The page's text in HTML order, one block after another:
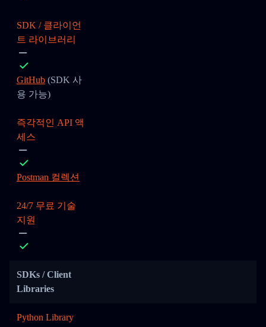
SDK / 클라이언
트 라이브러리
GitHub (SDK 사
용 가능)
즉각적인 API 액
세스
Postman 컬렉션
24/7 무료 기술
지원
SDKs / Client
Libraries
Python Library